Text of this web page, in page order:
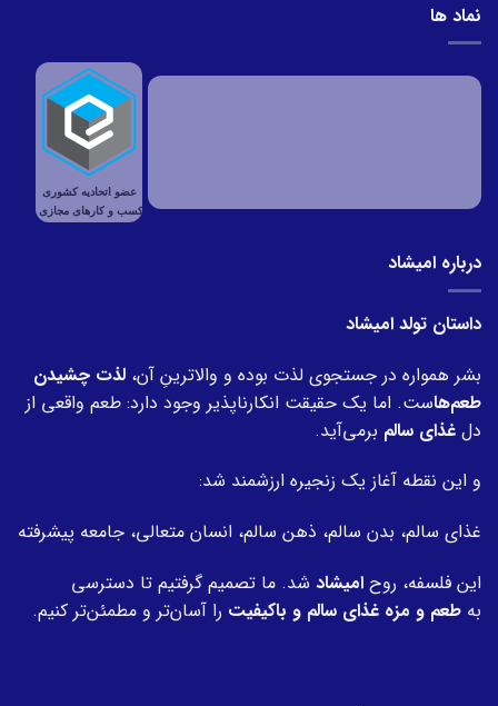
نماد ها
درباره امیشاد
داستان تولد امیشاد
بشر همواره در جستجوی لذت بوده و والاترینِ آن، لذت چشیدن
طعم‌هاست. اما یک حقیقت انکارناپذیر وجود دارد: طعم واقعی از
دل غذای سالم برمی‌آید.
و این نقطه آغاز یک زنجیره ارزشمند شد:
غذای سالم، بدن سالم، ذهن سالم، انسان متعالی، جامعه پیشرفته
این فلسفه، روح امیشاد شد. ما تصمیم گرفتیم تا دسترسی
به طعم و مزه غذای سالم و باکیفیت را آسان‌تر و مطمئن‌تر کنیم.